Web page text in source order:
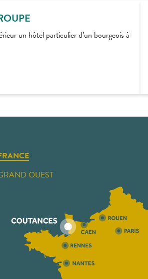
un hôtel particulier d’un bourgeois à
OUEST